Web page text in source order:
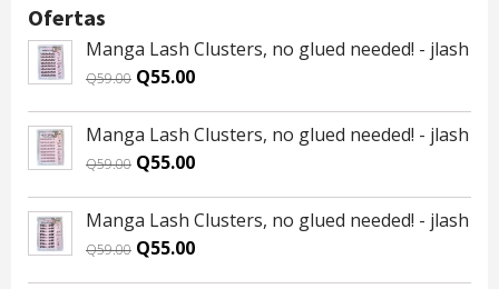
Ofertas
Manga Lash Clusters, no glued needed! - jlash
Q59.00 Original
was:
Q59.00.
Q55.00Current
is:
Q55.00.
Manga Lash Clusters, no glued needed! - jlash
Q59.00 Original
was:
Q59.00.
Q55.00Current
is:
Q55.00.
Manga Lash Clusters, no glued needed! - jlash
Q59.00 Original
Q55.00Current